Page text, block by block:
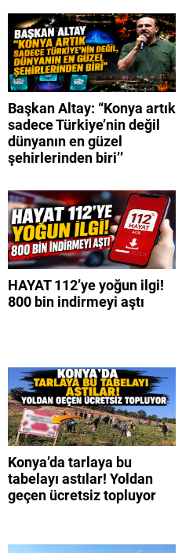
Başkan Altay: “Konya artık
sadece Türkiye’nin değil
dünyanın en güzel
şehirlerinden biri’’
HAYAT 112’ye yoğun ilgi!
800 bin indirmeyi aştı
Konya’da tarlaya bu
tabelayı astılar! Yoldan
geçen ücretsiz topluyor